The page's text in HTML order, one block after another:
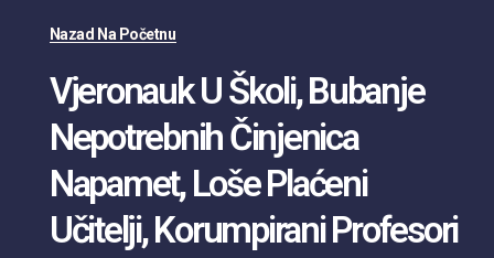
Nazad Na Početnu
Vjeronauk U Školi, Bubanje
Nepotrebnih Činjenica
Napamet, Loše Plaćeni
Učitelji, Korumpirani Profesori